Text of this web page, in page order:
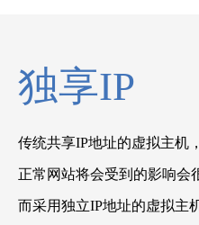
独享IP
传统共享IP地址的虚拟主机
正常网站将会受到的影响会
而采用独立IP地址的虚拟主